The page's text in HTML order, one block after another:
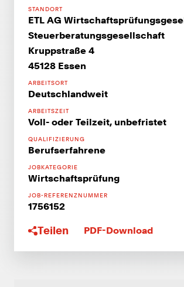
STANDORT
ETL AG
Steuerberatungsgesellschaft
Kruppstraße 4
45128 Essen
ARBEITSORT
Deutschlandweit
ARBEITSZEIT
Voll- oder Teilzeit, unbefristet
QUALIFIZIERUNG
Berufserfahrene
JOBKATEGORIE
Wirtschaftsprüfung
JOB-REFERENZNUMMER
1756152
Teilen PDF-Download